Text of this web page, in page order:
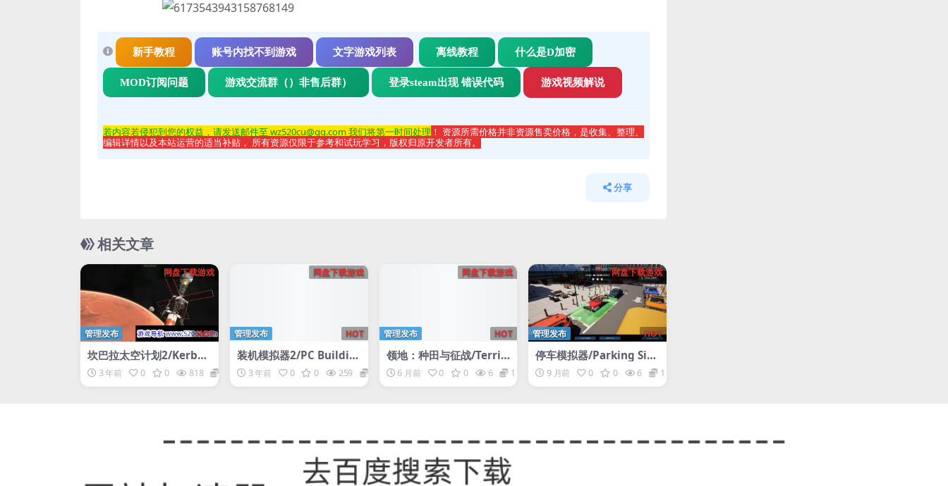
新手教程 账号内找不到游戏 文字游戏列表 离线教程 什么是D加密
MOD订阅问题 游戏交流群（）非售后群） 登录steam出现 错误代码 游戏视频解说
若内容若侵犯到您的权益，请发送邮件至 wz520cu@qq.com 我们将第一时间处理 ！ 资源所需价格并非资源售卖价格，是收集、整理、
编辑详情以及本站运营的适当补贴， 所有资源仅限于参考和试玩学习，版权归原开发者所有。
分享
相关文章
网盘下载游戏
HOT
管理发布
坎巴拉太空计划2/Kerbal
Space Program 2
3 年前 0 0 818
网盘下载游戏
HOT
管理发布
装机模拟器2/PC Buildin
g Simulator 2
3 年前 0 0 259
网盘下载游戏
HOT
管理发布
领地：种田与征战/Territ
ory: Farming and Fight
ing
6 月前 0 0 6 1
网盘下载游戏
HOT
管理发布
停车模拟器/Parking Sim
ulator
9 月前 0 0 6 1